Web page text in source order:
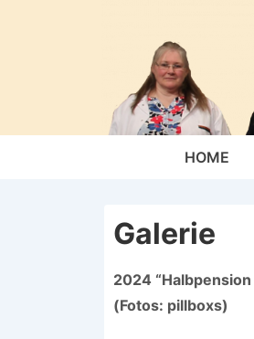
HOME
Galerie
2024
(Fotos: pillboxs)